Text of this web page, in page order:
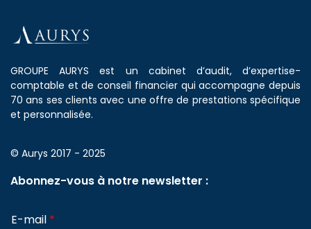
GROUPE AURYS est un cabinet d’audit, d’expertise-
comptable et de conseil financier qui accompagne depuis
70 ans ses clients avec une offre de prestations spécifique
et personnalisée.
© Aurys 2017 - 2025
Abonnez-vous à notre newsletter :
E-mail *